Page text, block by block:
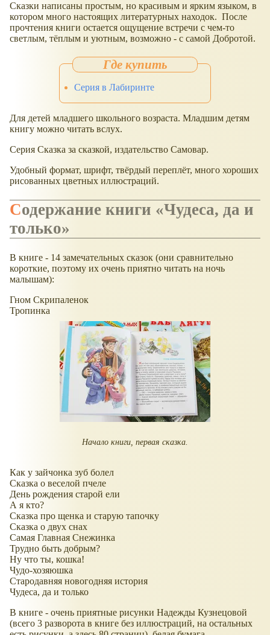
Сказки написаны простым, но красивым и ярким языком, в
котором много настоящих литературных находок. После
прочтения книги остается ощущение встречи с чем-то
светлым, тёплым и уютным, возможно - с самой Добротой.
Серия в Лабиринте
Для детей младшего школьного возраста. Младшим детям
книгу можно читать вслух.
Серия Сказка за сказкой, издательство Самовар.
Удобный формат, шрифт, твёрдый переплёт, много хороших
рисованных цветных иллюстраций.
Содержание книги «Чудеса, да и
только»
В книге - 14 замечательных сказок (они сравнительно
короткие, поэтому их очень приятно читать на ночь
малышам):
Гном Скрипаленок
Тропинка
Начало книги, первая сказка.
Как у зайчонка зуб болел
Сказка о веселой пчеле
День рождения старой ели
А я кто?
Сказка про щенка и старую тапочку
Сказка о двух снах
Самая Главная Снежинка
Трудно быть добрым?
Ну что ты, кошка!
Чудо-хозяюшка
Стародавняя новогодняя история
Чудеса, да и только
В книге - очень приятные рисунки Надежды Кузнецовой
(всего 3 разворота в книге без иллюстраций, на остальных